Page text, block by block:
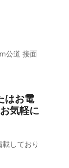
公道 接面
はお電
気軽に
しており